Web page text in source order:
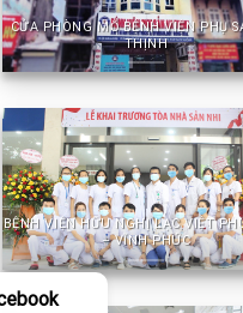
CỬA PHÒNG MỔ BỆNH VIỆN PHỤ
THỊNH
BỆNH VIỆN HỮU NGHỊ LẠC VIỆT
– VĨNH PHÚC